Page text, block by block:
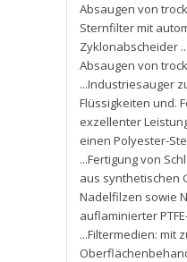
Absaugen von
Sternfilter mit
Zyklonabscheider
Absaugen von
...Industriesauger
Flüssigkeiten und.
exzellenter
einen Polyester-
...Fertigung von
aus synthetischen
Nadelfilzen sowie
auflaminierter
...Filtermedien: mit